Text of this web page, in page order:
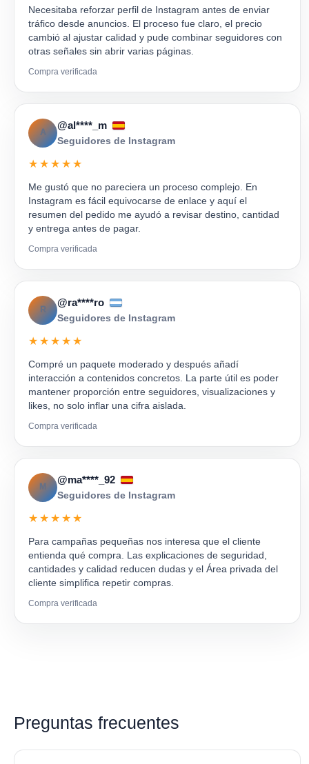
Necesitaba reforzar perfil de Instagram antes de enviar
tráfico desde anuncios. El proceso fue claro, el precio
cambió al ajustar calidad y pude combinar seguidores con
otras señales sin abrir varias páginas.
Compra verificada
A
@al****_m
Seguidores de Instagram
★★★★★
Me gustó que no pareciera un proceso complejo. En
Instagram es fácil equivocarse de enlace y aquí el
resumen del pedido me ayudó a revisar destino, cantidad
y entrega antes de pagar.
Compra verificada
R
@ra****ro
Seguidores de Instagram
★★★★★
Compré un paquete moderado y después añadí
interacción a contenidos concretos. La parte útil es poder
mantener proporción entre seguidores, visualizaciones y
likes, no solo inflar una cifra aislada.
Compra verificada
M
@ma****_92
Seguidores de Instagram
★★★★★
Para campañas pequeñas nos interesa que el cliente
entienda qué compra. Las explicaciones de seguridad,
cantidades y calidad reducen dudas y el Área privada del
cliente simplifica repetir compras.
Compra verificada
Preguntas frecuentes